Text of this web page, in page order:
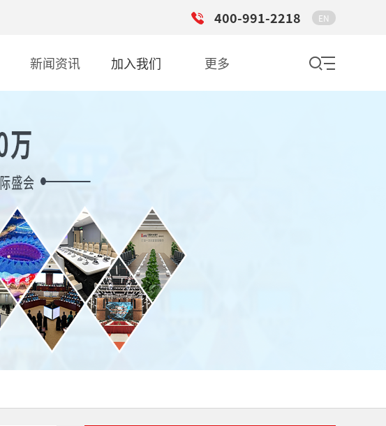
400-991-2218 EN
新闻资讯 加入我们 更多